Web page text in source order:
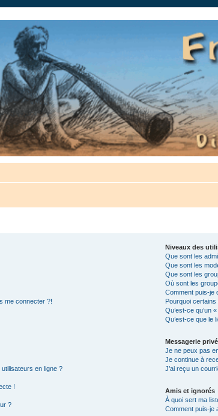
me connecter ?!
en ligne ?
!
?
Niveaux des
Que sont les
Que sont les
Que sont les
Où sont les
Comment puis-je
Pourquoi
Qu’est-ce qu’un
Qu’est-ce que le
Messagerie
Je ne peux pas
Je continue à
J’ai reçu un
Amis et ignorés
À quoi sert ma
Comment puis-je